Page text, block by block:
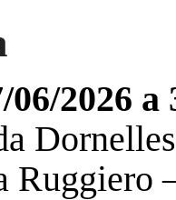
06/2026 a
Ruggiero